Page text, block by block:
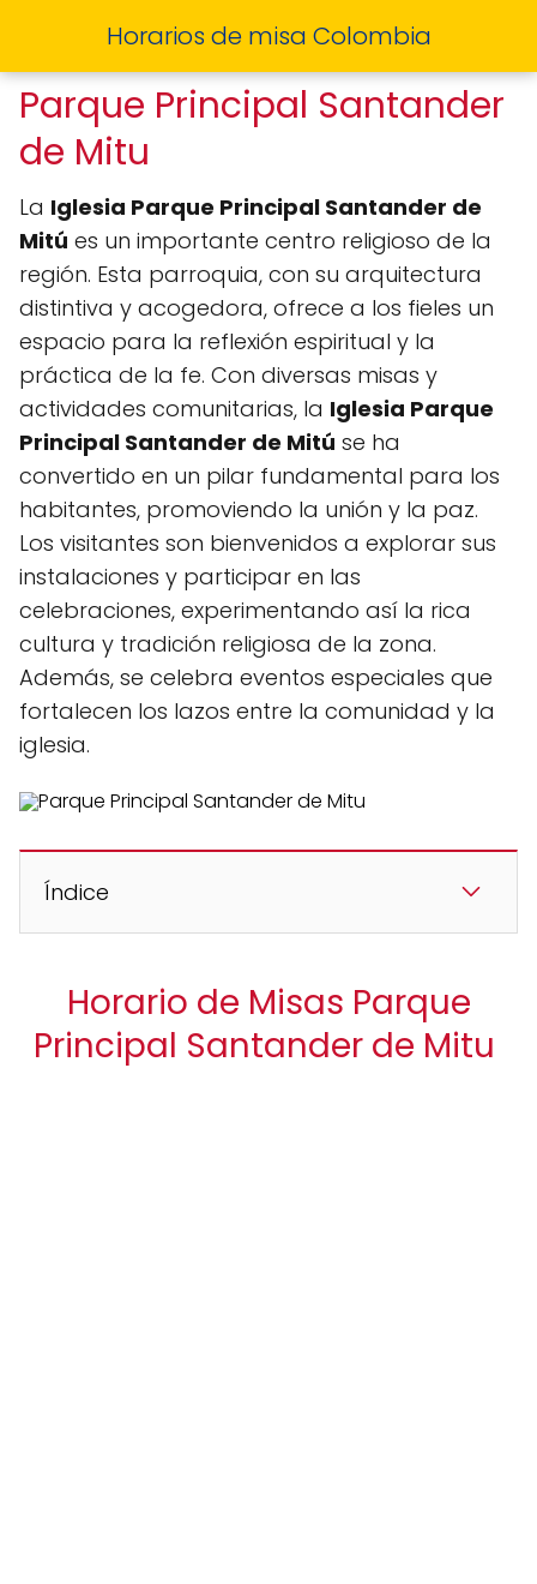
Horarios de misa Colombia
Parque Principal Santander
de Mitu
La Iglesia Parque Principal Santander de
Mitú es un importante centro religioso de la
región. Esta parroquia, con su arquitectura
distintiva y acogedora, ofrece a los fieles un
espacio para la reflexión espiritual y la
práctica de la fe. Con diversas misas y
actividades comunitarias, la Iglesia Parque
Principal Santander de Mitú se ha
convertido en un pilar fundamental para los
habitantes, promoviendo la unión y la paz.
Los visitantes son bienvenidos a explorar sus
instalaciones y participar en las
celebraciones, experimentando así la rica
cultura y tradición religiosa de la zona.
Además, se celebra eventos especiales que
fortalecen los lazos entre la comunidad y la
iglesia.
Índice
Horario de Misas Parque
Principal Santander de Mitu